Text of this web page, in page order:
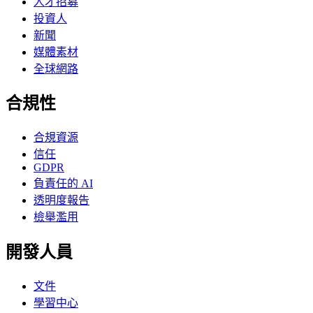
投資人
新聞
媒體素材
全球網路
合規性
合規資源
信任
GDPR
負責任的 AI
透明度報告
檢舉濫用
開發人員
文件
學習中心